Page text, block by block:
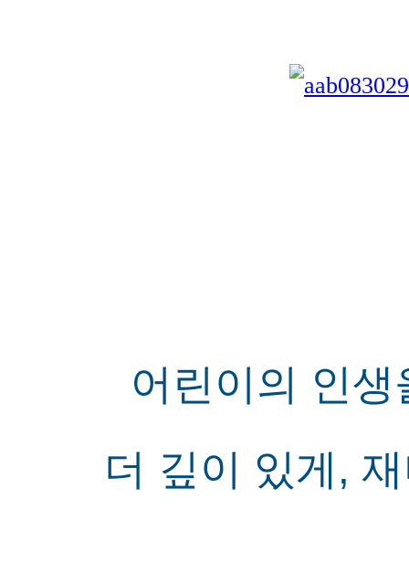
어린이의 인
더 깊이 있게,